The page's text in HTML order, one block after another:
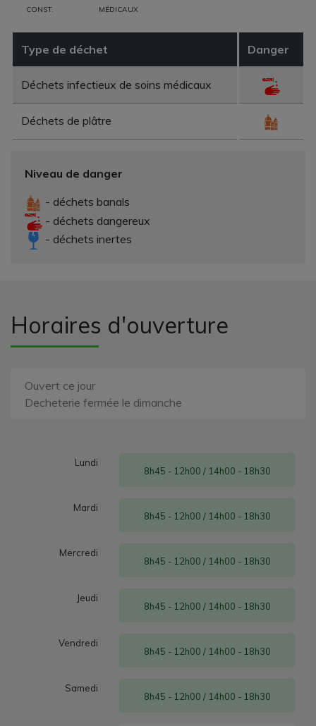
Type de déchet Danger
Déchets infectieux de soins médicaux
Déchets de plâtre
Niveau de danger
- déchets banals
- déchets dangereux
- déchets inertes
CONST.
MÉDICAUX
Horaires d'ouverture
Ouvert ce jour
Decheterie fermée le dimanche
Lundi
8h45 - 12h00 / 14h00 - 18h30
Mardi
8h45 - 12h00 / 14h00 - 18h30
Mercredi
8h45 - 12h00 / 14h00 - 18h30
Jeudi
8h45 - 12h00 / 14h00 - 18h30
Vendredi
8h45 - 12h00 / 14h00 - 18h30
Samedi
8h45 - 12h00 / 14h00 - 18h30